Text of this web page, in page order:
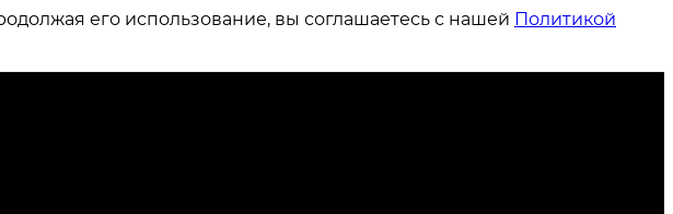
его использование, вы соглашаетесь с нашей Политикой